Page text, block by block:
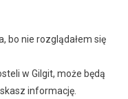
bo nie rozglądałem się
w Gilgit, może będą
informację.